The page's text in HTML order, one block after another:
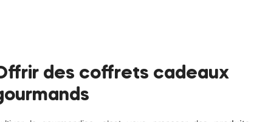
des coffrets cadeaux